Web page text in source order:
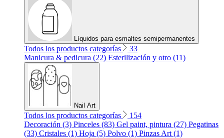
Líquidos para esmaltes semipermanentes
Todos los productos categorías
33
Manicura & pedicura (22) Esterilización y otro (11)
Nail Art
Todos los productos categorías
154
Decoración (3) Pinceles (83) Gel paint, pintura (27) Pegatinas
(33) Cristales (1) Hoja (5) Polvo (1) Pinzas Art (1)